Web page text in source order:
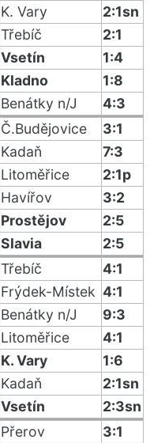
K. Vary
2:1sn
Třebíč
2:1
Vsetín
1:4
Kladno
1:8
Benátky n/J
4:3
Č.Budějovice
3:1
Kadaň
7:3
Litoměřice
2:1p
Havířov
3:2
Prostějov
2:5
Slavia
2:5
Třebíč
4:1
Frýdek-Místek 4:1
Benátky n/J
9:3
Litoměřice
4:1
K. Vary
1:6
Kadaň
2:1sn
Vsetín
2:3sn
Přerov
3:1